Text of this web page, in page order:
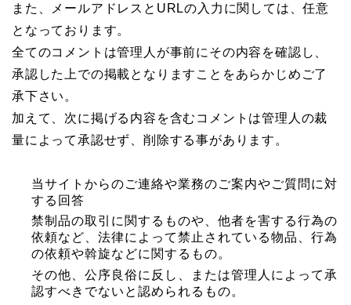
また、メールアドレスとURLの入力に関しては、任意
となっております。
全てのコメントは管理人が事前にその内容を確認し、
承認した上での掲載となりますことをあらかじめご了
承下さい。
加えて、次に掲げる内容を含むコメントは管理人の裁
量によって承認せず、削除する事があります。
当サイトからのご連絡や業務のご案内やご質問に対
する回答
禁制品の取引に関するものや、他者を害する行為の
依頼など、法律によって禁止されている物品、行為
の依頼や斡旋などに関するもの。
その他、公序良俗に反し、または管理人によって承
認すべきでないと認められるもの。